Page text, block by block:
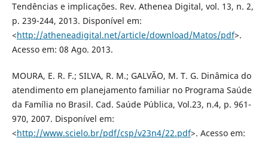
Tendências e implicações. Rev. Athenea Digital, vol. 13, n. 2,
p. 239-244, 2013. Disponível em:
<http://atheneadigital.net/article/download/Matos/pdf>.
Acesso em: 08 Ago. 2013.
MOURA, E. R. F.; SILVA, R. M.; GALVÃO, M. T. G. Dinâmica do
atendimento em planejamento familiar no Programa Saúde
da Família no Brasil. Cad. Saúde Pública, Vol.23, n.4, p. 961-
970, 2007. Disponível em:
<http://www.scielo.br/pdf/csp/v23n4/22.pdf>. Acesso em: